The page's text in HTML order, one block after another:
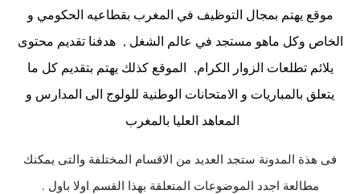
موقع يهتم بمجال التوظيف في المغرب بقطاعيه الحكومي و
الخاص وكل ماهو مستجد في عالم الشغل , هدفنا تقديم محتوى
يلائم تطلعات الزوار الكرام, الموقع كذلك يهتم بتقديم كل ما
يتعلق بالمباريات و الامتحانات الوطنية للولوج الى المدارس و
المعاهد العليا بالمغرب
فى هذة المدونة ستجد العديد من الاقسام المختلفة والتى يمكنك
مطالعة اجدد الموضوعات المتعلقة بهذا القسم اولا باول .